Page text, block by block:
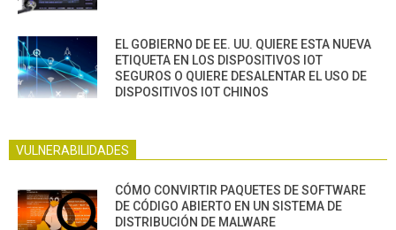
EL GOBIERNO DE EE. UU. QUIERE ESTA NUEVA
ETIQUETA EN LOS DISPOSITIVOS IOT
SEGUROS O QUIERE DESALENTAR EL USO DE
DISPOSITIVOS IOT CHINOS
VULNERABILIDADES
CÓMO CONVIRTIR PAQUETES DE SOFTWARE
DE CÓDIGO ABIERTO EN UN SISTEMA DE
DISTRIBUCIÓN DE MALWARE